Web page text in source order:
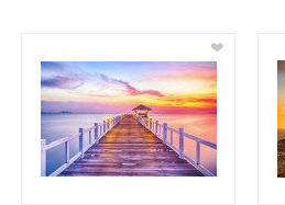
❤